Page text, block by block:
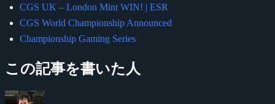
CGS UK – London Mint WIN! | ESR
CGS World Championship Announced
Championship Gaming Series
この記事を書いた人